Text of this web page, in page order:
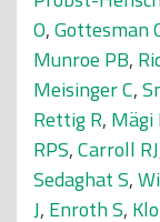
O,Gottesman
Munroe PB,
Meisinger C,
Rettig R, Mägi
RPS,Carroll RJ
Sedaghat S,
J, Enroth S,